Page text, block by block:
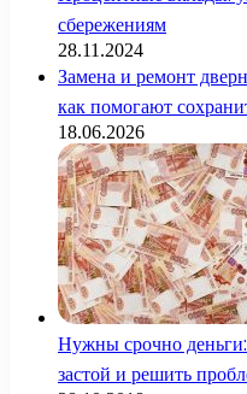
сбережениям
28.11.2024
Замена и ремонт
как помогают
18.06.2026
Нужны срочно
застой и решить